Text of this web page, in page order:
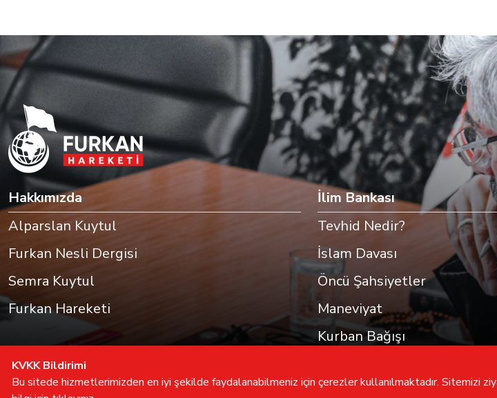
Hakkımızda
Alparslan Kuytul
Furkan Nesli Dergisi
Semra Kuytul
Furkan Hareketi
İlim Bankası
Tevhid Nedir?
İslam Davası
Öncü Şahsiyetler
Maneviyat
Kurban Bağışı
KVKK Bildirimi
Bu sitede hizmetlerimizden en iyi şekilde faydalanabilmeniz için çerezler kullanılmaktadır. Sitemizi